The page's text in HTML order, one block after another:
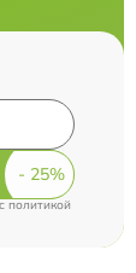
политикой